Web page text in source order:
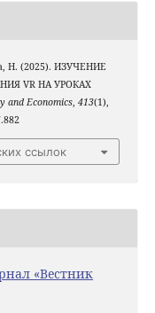
Н. (2025). ИЗУЧЕНИЕ
VR НА УРОКАХ
and Economics, 413(1),
ссылок
«Вестник